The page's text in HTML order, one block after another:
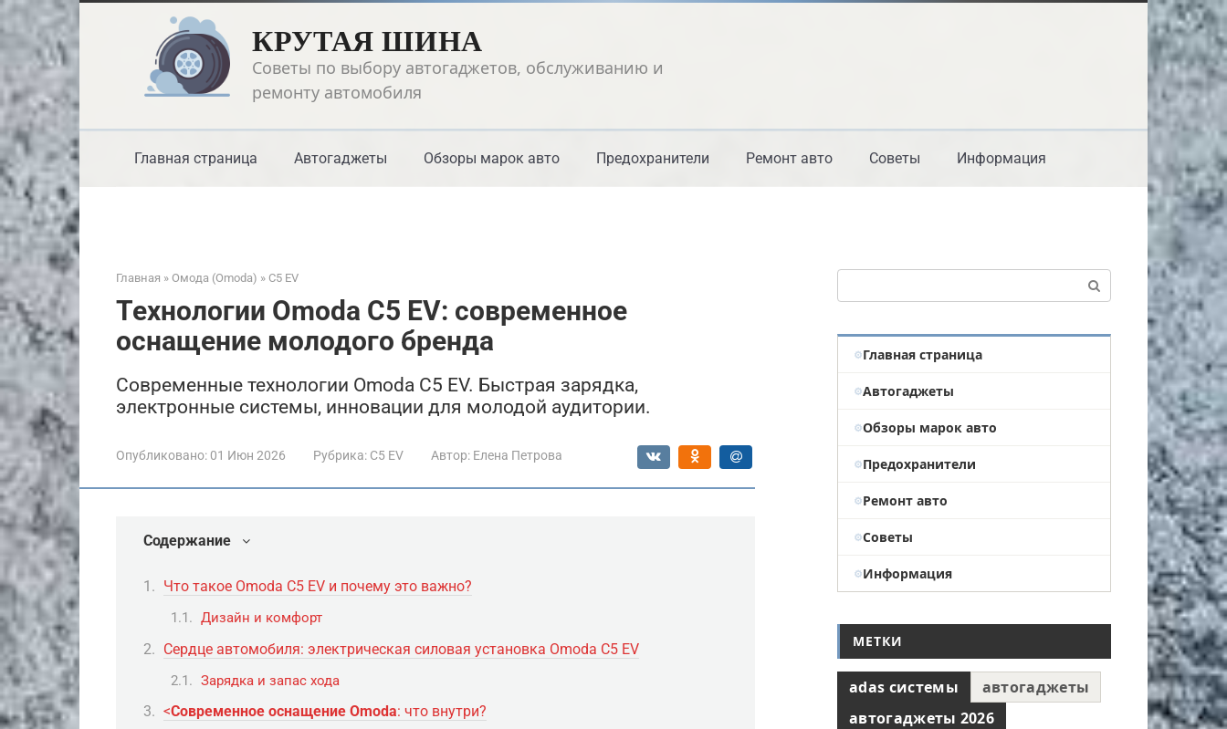
Перейти
к
контенту
КРУТАЯ ШИНА
Советы по выбору автогаджетов, обслуживанию и
ремонту автомобиля
Главная страница Автогаджеты Обзоры марок авто Предохранители Ремонт авто Советы Информация
Главная » Омода (Omoda) » C5 EV
Технологии Omoda C5 EV: современное
оснащение молодого бренда
Современные технологии Omoda C5 EV. Быстрая зарядка,
электронные системы, инновации для молодой аудитории.
Опубликовано: 01 Июн 2026 Рубрика: C5 EV Автор: Елена Петрова
Содержание
Что такое Omoda C5 EV и почему это важно?
Дизайн и комфорт
Сердце автомобиля: электрическая силовая установка Omoda C5 EV
Зарядка и запас хода
<Современное оснащение Omoda: что внутри?
Главная страница
Автогаджеты
Обзоры марок авто
Предохранители
Ремонт авто
Советы
Информация
МЕТКИ
adas системы
автогаджеты
автогаджеты 2026